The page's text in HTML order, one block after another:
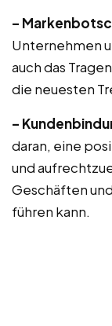
–
Unternehmen
auch das
die neuesten
–
daran, eine
und
Geschäften
führen kann.